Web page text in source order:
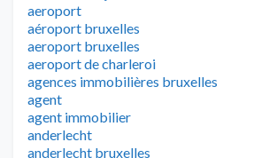
aeroport
aéroport bruxelles
aeroport bruxelles
aeroport de charleroi
agences immobilières bruxelles
agent
agent immobilier
anderlecht
anderlecht bruxelles